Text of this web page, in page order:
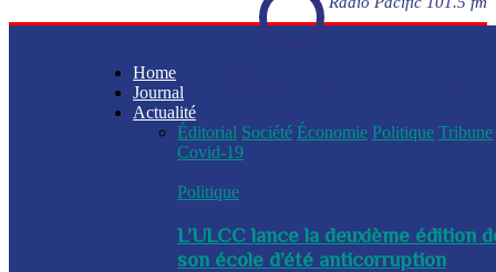
Home
Journal
Actualité
Éditorial Société Économie Politique Tribune
Covid-19
Politique
L’ULCC lance la deuxième édition
son école d’été anticorruption